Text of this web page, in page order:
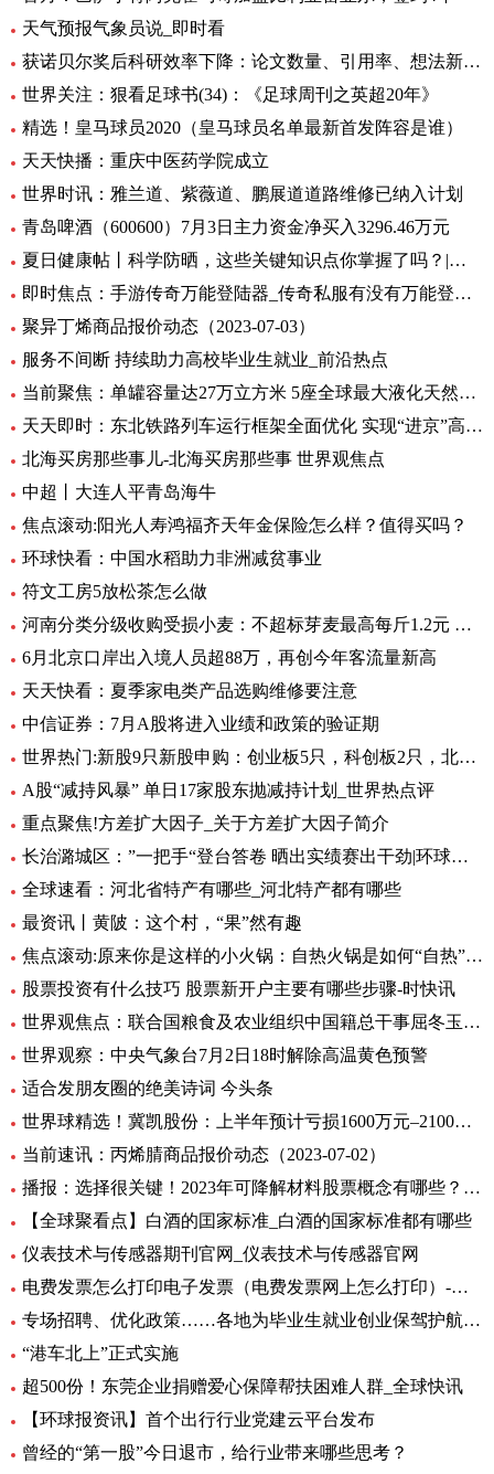
天气预报气象员说_即时看
获诺贝尔奖后科研效率下降：论文数量、引用率、想法新颖程度都下降_世界实时
世界关注：狠看足球书(34)：《足球周刊之英超20年》
精选！皇马球员2020（皇马球员名单最新首发阵容是谁）
天天快播：重庆中医药学院成立
世界时讯：雅兰道、紫薇道、鹏展道道路维修已纳入计划
青岛啤酒（600600）7月3日主力资金净买入3296.46万元
夏日健康帖丨科学防晒，这些关键知识点你掌握了吗？|世界观察
即时焦点：手游传奇万能登陆器_传奇私服有没有万能登录器
聚异丁烯商品报价动态（2023-07-03）
服务不间断 持续助力高校毕业生就业_前沿热点
当前聚焦：单罐容量达27万立方米 5座全球最大液化天然气储罐主体结构完工
天天即时：东北铁路列车运行框架全面优化 实现“进京”高铁“公交化”
北海买房那些事儿-北海买房那些事 世界观焦点
中超丨大连人平青岛海牛
焦点滚动:阳光人寿鸿福齐天年金保险怎么样？值得买吗？
环球快看：中国水稻助力非洲减贫事业
符文工房5放松茶怎么做
河南分类分级收购受损小麦：不超标芽麦最高每斤1.2元 全球最资讯
6月北京口岸出入境人员超88万，再创今年客流量新高
天天快看：夏季家电类产品选购维修要注意
中信证券：7月A股将进入业绩和政策的验证期
世界热门:新股9只新股申购：创业板5只，科创板2只，北交所2只
A股“减持风暴” 单日17家股东抛减持计划_世界热点评
重点聚焦!方差扩大因子_关于方差扩大因子简介
长治潞城区：”一把手“登台答卷 晒出实绩赛出干劲|环球视点
全球速看：河北省特产有哪些_河北特产都有哪些
最资讯丨黄陂：这个村，“果”然有趣
焦点滚动:原来你是这样的小火锅：自热火锅是如何“自热”的？
股票投资有什么技巧 股票新开户主要有哪些步骤-时快讯
世界观焦点：联合国粮食及农业组织中国籍总干事屈冬玉2日在新任总干事选举中成功胜选连任
世界观察：中央气象台7月2日18时解除高温黄色预警
适合发朋友圈的绝美诗词 今头条
世界球精选！冀凯股份：上半年预计亏损1600万元–2100万元
当前速讯：丙烯腈商品报价动态（2023-07-02）
播报：选择很关键！2023年可降解材料股票概念有哪些？（7月2日）
【全球聚看点】白酒的囯家标准_白酒的国家标准都有哪些
仪表技术与传感器期刊官网_仪表技术与传感器官网
电费发票怎么打印电子发票（电费发票网上怎么打印）-环球报资讯
专场招聘、优化政策……各地为毕业生就业创业保驾护航 环球观天下
“港车北上”正式实施
超500份！东莞企业捐赠爱心保障帮扶困难人群_全球快讯
【环球报资讯】首个出行行业党建云平台发布
曾经的“第一股”今日退市，给行业带来哪些思考？